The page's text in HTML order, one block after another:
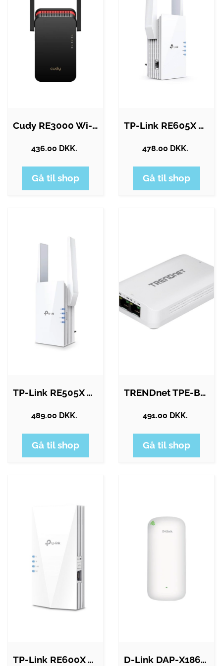
Cudy RE3000 Wi-Fi 6 Range Extender
436.00 DKK.
Gå til shop
TP-Link RE605X AX1800 Wi-Fi 6 Range…
478.00 DKK.
Gå til shop
TP-Link RE505X AX1500 Wi-Fi 6 Range…
489.00 DKK.
Gå til shop
TRENDnet TPE-BE200 - network extender -…
491.00 DKK.
Gå til shop
TP-Link RE600X AX1800 Wi-Fi 6 Range… D-Link DAP-X1860 AX1800 Mesh Wi-Fi 6…